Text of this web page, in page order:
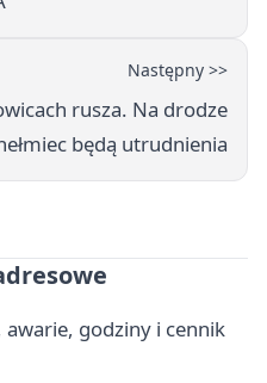
Następny >>
rusza. Na drodze
będą utrudnienia
awarie, godziny i cennik